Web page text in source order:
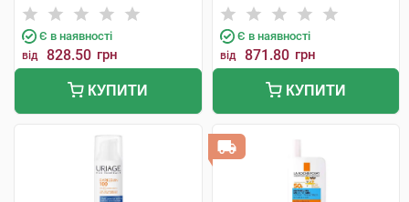
Є в наявності
від 828.50 грн
КУПИТИ
Є в наявності
від 871.80 грн
КУПИТИ